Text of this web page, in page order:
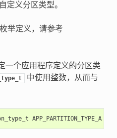
定义分区类型。
举定义，请参考
一个应用程序定义的分区类
中使用整数，从而与